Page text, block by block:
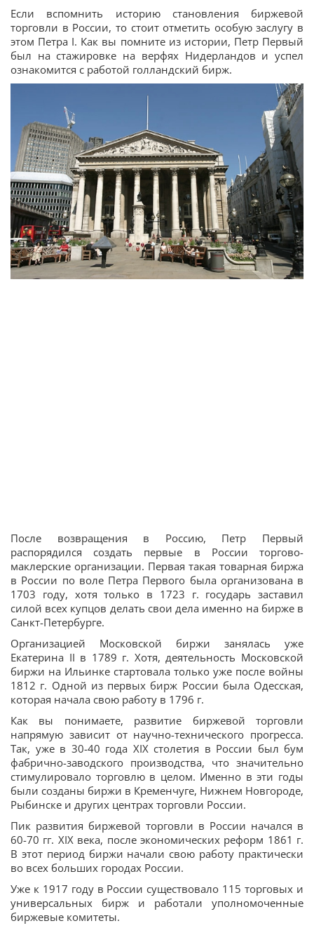
Если вспомнить историю становления биржевой
торговли в России, то стоит отметить особую заслугу в
этом Петра I. Как вы помните из истории, Петр Первый
был на стажировке на верфях Нидерландов и успел
ознакомится с работой голландский бирж.
После возвращения в Россию, Петр Первый
распорядился создать первые в России торгово-
маклерские организации. Первая такая товарная биржа
в России по воле Петра Первого была организована в
1703 году, хотя только в 1723 г. государь заставил
силой всех купцов делать свои дела именно на бирже в
Санкт-Петербурге.
Организацией Московской биржи занялась уже
Екатерина II в 1789 г. Хотя, деятельность Московской
биржи на Ильинке стартовала только уже после войны
1812 г. Одной из первых бирж России была Одесская,
которая начала свою работу в 1796 г.
Как вы понимаете, развитие биржевой торговли
напрямую зависит от научно-технического прогресса.
Так, уже в 30-40 года ХIХ столетия в России был бум
фабрично-заводского производства, что значительно
стимулировало торговлю в целом. Именно в эти годы
были созданы биржи в Кременчуге, Нижнем Новгороде,
Рыбинске и других центрах торговли России.
Пик развития биржевой торговли в России начался в
60-70 гг. ХIХ века, после экономических реформ 1861 г.
В этот период биржи начали свою работу практически
во всех больших городах России.
Уже к 1917 году в России существовало 115 торговых и
универсальных бирж и работали уполномоченные
биржевые комитеты.